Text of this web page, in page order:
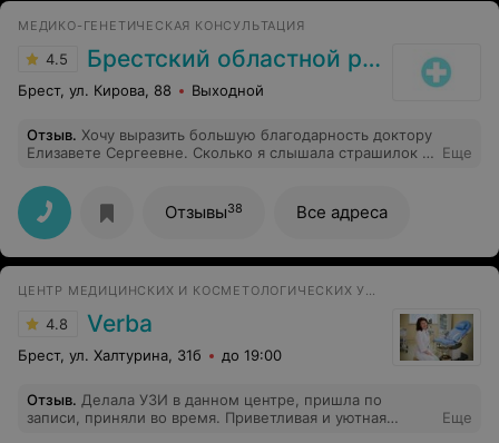
МЕДИКО-ГЕНЕТИЧЕСКАЯ КОНСУЛЬТАЦИЯ
4.5 Брестский областной родильный дом
Брест, ул. Кирова, 88 Выходной
Отзыв. Хочу выразить большую благодарность доктору
Елизавете Сергеевне. Сколько я слышала страшилок и
на плохой прием( но Елизавета Сергеевна - супер
внимательный, аккуратный и обходительный врач.
Теперь на узи только к ней! Спасибо вам, Елизавета
Сергеевна ❤️
Еще
Отзывы38 Все адреса
ЦЕНТР МЕДИЦИНСКИХ И КОСМЕТОЛОГИЧЕСКИХ УСЛУГ
4.8 Verba
Брест, ул. Халтурина, 31б до 19:00
Отзыв. Делала УЗИ в данном центре, пришла по
записи, приняли во время. Приветливая и уютная
Еще